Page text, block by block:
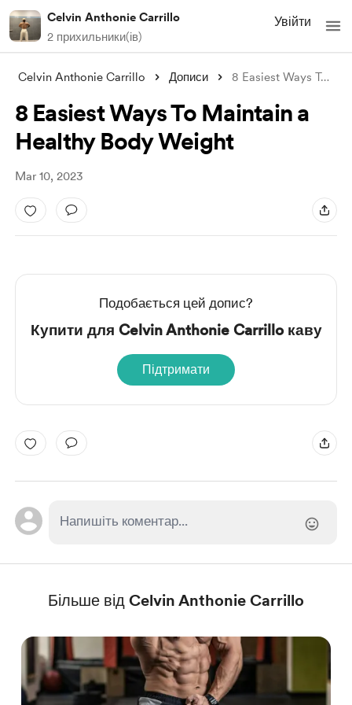
Celvin Anthonie Carrillo
2 прихильники(ів)
Увійти
Celvin Anthonie Carrillo Дописи 8 Easiest Ways To Maintain a Healthy Bod
8 Easiest Ways To Maintain a
Healthy Body Weight
Mar 10, 2023
Подобається цей допис?
Купити для Celvin Anthonie Carrillo каву
Підтримати
Більше від Celvin Anthonie Carrillo